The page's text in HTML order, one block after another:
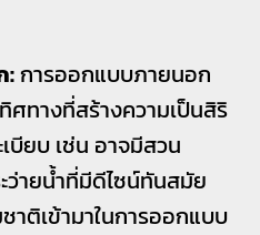
:การออกแบบภายนอก
ศทางที่สร้างความเป็นสิริ
บียบ เช่น อาจมีสวน
ายน้ำที่มีดีไซน์ทันสมัย
าติเข้ามาในการออกแบบ